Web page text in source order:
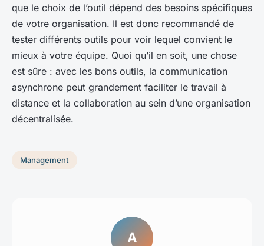
que le choix de l’outil dépend des besoins spécifiques
de votre organisation. Il est donc recommandé de
tester différents outils pour voir lequel convient le
mieux à votre équipe. Quoi qu’il en soit, une chose
est sûre : avec les bons outils, la communication
asynchrone peut grandement faciliter le travail à
distance et la collaboration au sein d’une organisation
décentralisée.
Management
A